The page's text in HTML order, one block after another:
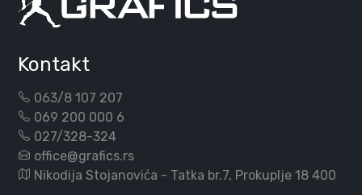
Kontakt
063/8 107 207
069 200 000 6
027/328-324
office@grafics.rs
Nikodija Stojanovića - Tatka br.7, Prokuplje 18 400